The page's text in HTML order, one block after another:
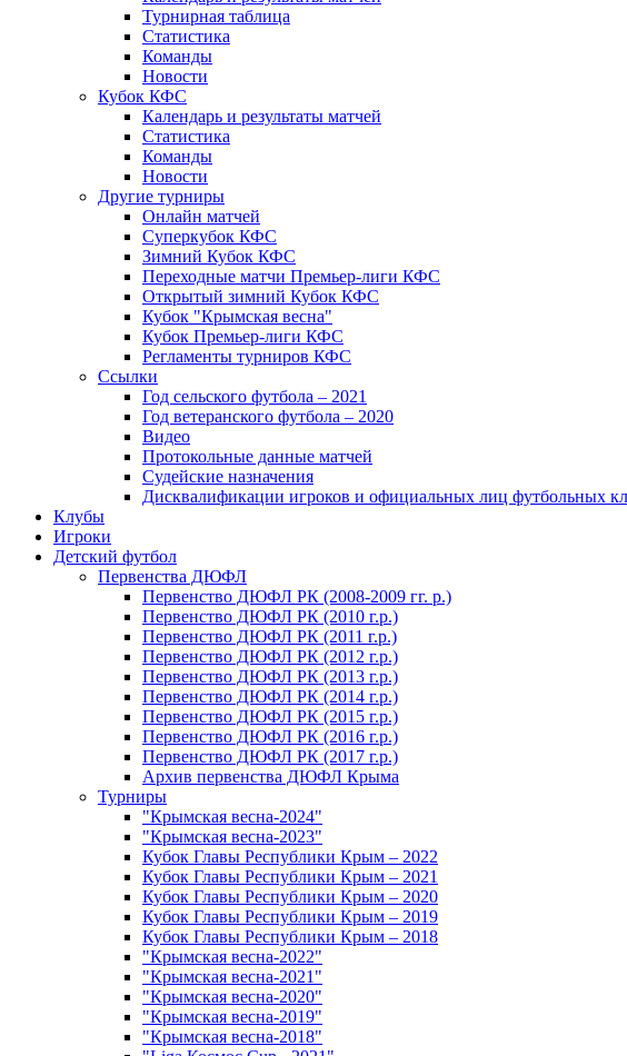
Турнирная таблица
Статистика
Команды
Новости
Кубок КФС
Календарь и результаты матчей
Статистика
Команды
Новости
Другие турниры
Онлайн матчей
Суперкубок КФС
Зимний Кубок КФС
Переходные матчи Премьер-лиги КФС
Открытый зимний Кубок КФС
Кубок "Крымская весна"
Кубок Премьер-лиги КФС
Регламенты турниров КФС
Ссылки
Год сельского футбола – 2021
Год ветеранского футбола – 2020
Видео
Протокольные данные матчей
Судейские назначения
Дисквалификации игроков и официальных лиц футбольных
Клубы
Игроки
Детский футбол
Первенства ДЮФЛ
Первенство ДЮФЛ РК (2008-2009 гг. р.)
Первенство ДЮФЛ РК (2010 г.р.)
Первенство ДЮФЛ РК (2011 г.р.)
Первенство ДЮФЛ РК (2012 г.р.)
Первенство ДЮФЛ РК (2013 г.р.)
Первенство ДЮФЛ РК (2014 г.р.)
Первенство ДЮФЛ РК (2015 г.р.)
Первенство ДЮФЛ РК (2016 г.р.)
Первенство ДЮФЛ РК (2017 г.р.)
Архив первенства ДЮФЛ Крыма
Турниры
"Крымская весна-2024"
"Крымская весна-2023"
Кубок Главы Республики Крым – 2022
Кубок Главы Республики Крым – 2021
Кубок Главы Республики Крым – 2020
Кубок Главы Республики Крым – 2019
Кубок Главы Республики Крым – 2018
"Крымская весна-2022"
"Крымская весна-2021"
"Крымская весна-2020"
"Крымская весна-2019"
"Крымская весна-2018"